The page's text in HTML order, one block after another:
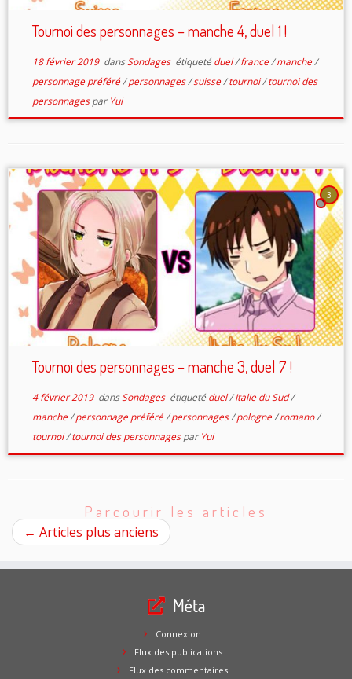
Tournoi des personnages – manche 4, duel 1 !
18 février 2019dansSondages étiqueté duel/france/manche/
personnage préféré/personnages/suisse/tournoi/tournoi des
personnagespar Yui
3
Tournoi des personnages – manche 3, duel 7 !
4 février 2019dansSondages étiqueté duel/Italie du Sud/
manche/personnage préféré/personnages/pologne/romano/
tournoi/tournoi des personnagespar Yui
Parcourir les articles
← Articles plus anciens
Méta
Connexion
Flux des publications
Flux des commentaires